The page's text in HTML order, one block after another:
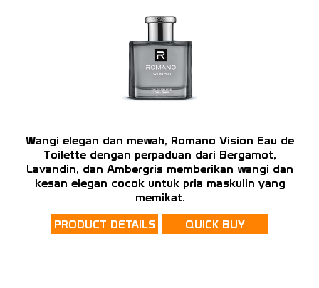
Wangi elegan dan mewah, Romano Vision Eau de
Toilette dengan perpaduan dari Bergamot,
Lavandin, dan Ambergris memberikan wangi dan
kesan elegan cocok untuk pria maskulin yang
memikat.
PRODUCT DETAILS
QUICK BUY